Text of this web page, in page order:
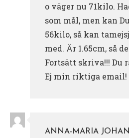
o väger nu 71kilo.
som mål, men kan
56kilo, så kan
med. Är 1.65cm, så
Fortsätt skriva!!! Du
Ej min riktiga email!
ANNA-MARIA